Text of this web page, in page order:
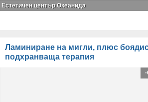
Естетичен център Океанида
Ламиниране на мигли, плюс
подхранваща терапия
-